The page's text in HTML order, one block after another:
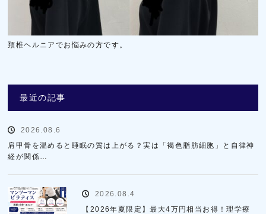
頚椎ヘルニアでお悩みの方です。
最近の記事
2026.08.6
肩甲骨を温めると睡眠の質は上がる？実は「褐色脂肪細胞」と自律神
経が関係…
2026.08.4
【2026年夏限定】最大4万円相当お得！理学療